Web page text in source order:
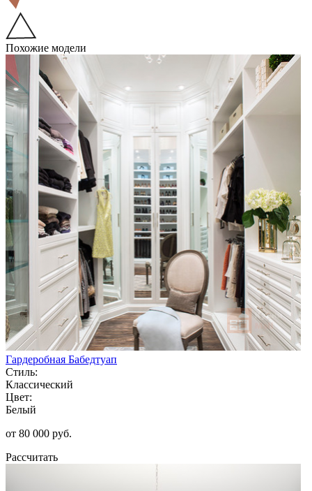
Похожие модели
Гардеробная Бабедтуап
Стиль:
Классический
Цвет:
Белый
от 80 000 руб.
Рассчитать